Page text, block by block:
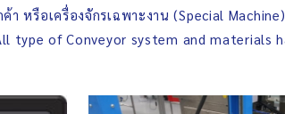
า หรือเครื่องจักรเฉพาะงาน (Special Machine)
type of Conveyor system and materials